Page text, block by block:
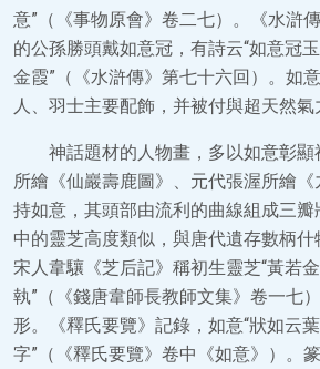
意”（《事物原會》卷二七）。《水滸
的公孫勝頭戴如意冠，有詩云“如意冠
金霞”（《水滸傳》第七十六回）。如
人、羽士主要配飾，并被付與超天然氣
神話題材的人物畫，多以如意彰顯
所繪《仙巖壽鹿圖》、元代張渥所繪
持如意，其頭部由流利的曲線組成三
中的靈芝高度類似，與唐代遺存數柄什
宋人韋驤《芝后記》稱初生靈芝“黃若
執”（《錢唐韋師長教師文集》卷一七
形。《釋氏要覽》記錄，如意“狀如云
字”（《釋氏要覽》卷中《如意》）。